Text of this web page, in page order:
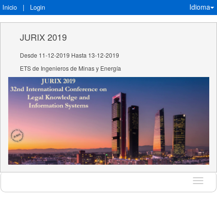
Inicio | Login Idioma
JURIX 2019
Desde 11-12-2019 Hasta 13-12-2019
ETS de Ingenieros de Minas y Energía
Idioma